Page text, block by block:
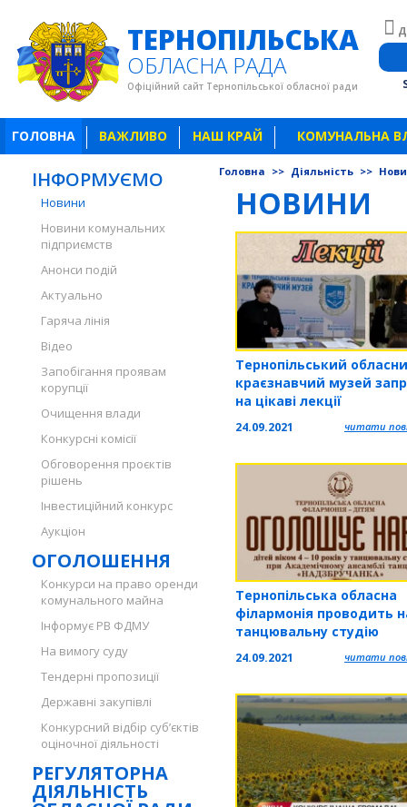
ТЕРНОПІЛЬСЬКА
ОБЛАСНА РАДА
Офіційний сайт Тернопільської обласної ради
ГОЛОВНА ВАЖЛИВО НАШ КРАЙ КОМУНАЛЬНА
ІНФОРМУЄМО
Новини
Новини комунальних
підприємств
Анонси подій
Актуально
Гаряча лінія
Відео
Запобігання проявам
корупції
Очищення влади
Конкурсні комісії
Обговорення проєктів
рішень
Інвестиційний конкурс
Аукціон
ОГОЛОШЕННЯ
Конкурси на право оренди
комунального майна
Інформує РВ ФДМУ
На вимогу суду
Тендерні пропозиції
Державні закупівлі
Конкурсний відбір суб’єктів
оціночної діяльності
РЕГУЛЯТОРНА
ДІЯЛЬНІСТЬ
Головна >> Діяльність >>
НОВИНИ
Тернопільський
краєзнавчий музей
на цікаві лекції
24.09.2021 читати
Тернопільська обласна
філармонія проводить
танцювальну студію
24.09.2021 читати